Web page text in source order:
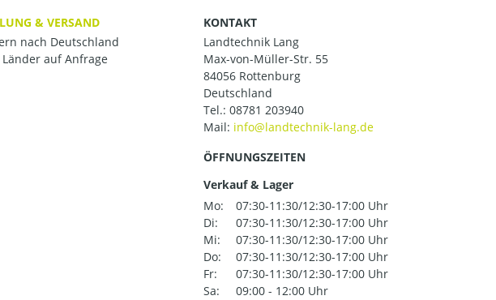
& VERSAND
nach Deutschland
auf Anfrage
KONTAKT
Landtechnik Lang
Max-von-Müller-Str. 55
84056 Rottenburg
Deutschland
Tel.: 08781 203940
Mail:
ÖFFNUNGSZEITEN
Verkauf & Lager
Mo:
07:30-11:30/12:30-17:00 Uhr
Di:
07:30-11:30/12:30-17:00 Uhr
Mi:
07:30-11:30/12:30-17:00 Uhr
Do:
07:30-11:30/12:30-17:00 Uhr
Fr:
07:30-11:30/12:30-17:00 Uhr
Sa:
09:00 - 12:00 Uhr